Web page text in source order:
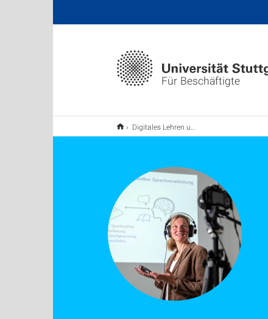
Für Beschäftigte
Digitales Lehren und Lernen stärken